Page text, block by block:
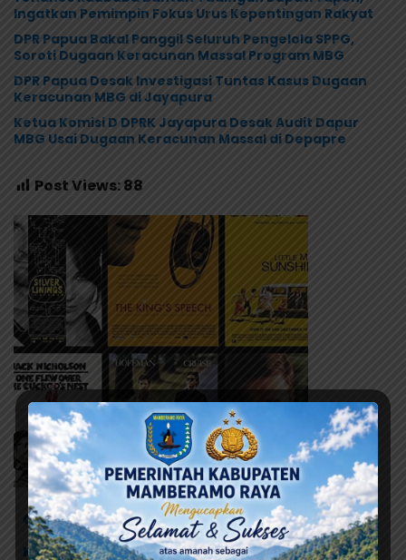
Ingatkan Pemimpin Fokus Urus Kepentingan Rakyat
DPR Papua Bakal Panggil Seluruh Pengelola SPPG,
Soroti Dugaan Keracunan Massal Program MBG
DPR Papua Desak Investigasi Tuntas Kasus Dugaan
Keracunan MBG di Jayapura
Ketua Komisi D DPRK Jayapura Desak Audit Dapur
MBG Usai Dugaan Keracunan Massal di Depapre
Post Views:88
Caleg Marthinus Maisani
KPU dan Bawaslu Intan Jaya
Nasdem Intan Jaya